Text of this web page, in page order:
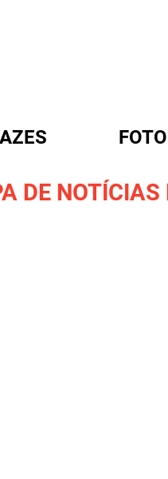
DE NOTÍCIAS
DE BUSCA